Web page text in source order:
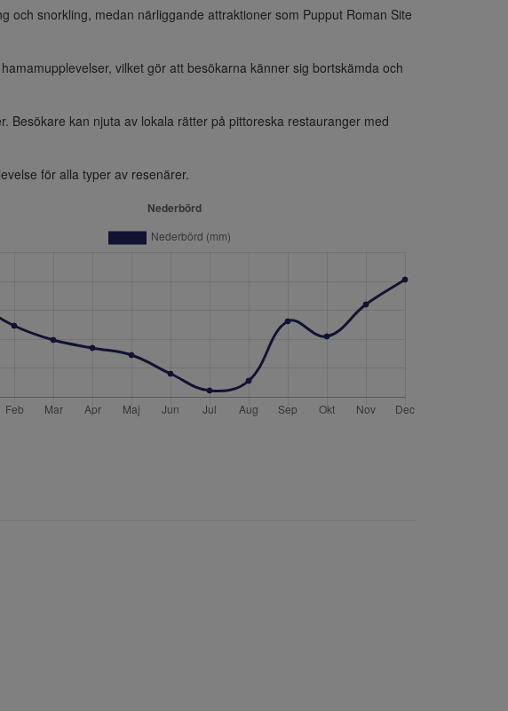
och snorkling, medan närliggande attraktioner som Pupput Roman Site
vilket gör att besökarna känner sig bortskämda och
Besökare kan njuta av lokala rätter på pittoreska restauranger med
för alla typer av resenärer.